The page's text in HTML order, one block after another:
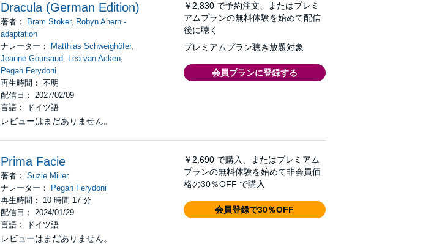
Dracula (German Edition)
著者： Bram Stoker, Robyn Ahern -
adaptation
ナレーター：
Matthias Schweighöfer,
Jeanne Goursaud, Lea van Acken,
Pegah Ferydoni
再生時間： 不明
配信日： 2027/02/09
言語： ドイツ語
レビューはまだありません。
￥2,830 で予約注文、またはプレミ
アムプランの無料体験を始めて配信
後に聴く
プレミアムプラン聴き放題対象
会員プランに登録する
Prima Facie
著者：Suzie Miller
ナレーター：
Pegah Ferydoni
再生時間： 10 時間 17 分
配信日： 2024/01/29
言語： ドイツ語
レビューはまだありません。
￥2,690 で購入、またはプレミアム
プランの無料体験を始めて非会員価
格の30％OFF で購入
会員登録で30％OFF